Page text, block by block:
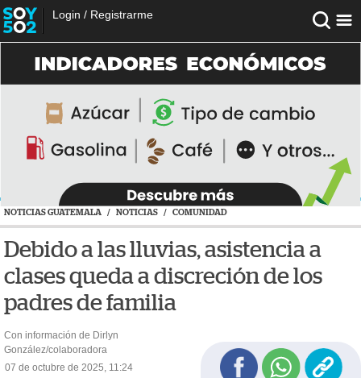
Login / Registrarme
NOTICIAS GUATEMALA / NOTICIAS / COMUNIDAD
Debido a las lluvias, asistencia a
clases queda a discreción de los
padres de familia
Con información de Dirlyn
González/colaboradora
07 de octubre de 2025, 11:24